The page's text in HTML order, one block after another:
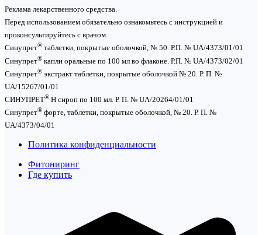
Реклама лекарственного средства.
Перед использованием обязательно ознакомьтесь с инструкцией и
проконсультируйтесь с врачом.
Синупрет® таблетки, покрытые оболочкой, № 50. Р.П. № UA/4373/01/01
Синупрет® капли оральные по 100 мл во флаконе. Р.П. № UA/4373/02/01
Синупрет® экстракт таблетки, покрытые оболочкой № 20. Р. П. №
UA/15267/01/01
СИНУПРЕТ® Н сироп по 100 мл. Р. П. № UA/20264/01/01
Синупрет® форте, таблетки, покрытые оболочкой, № 20. Р. П. №
UA/4373/04/01
Политика конфиденциальности
Фитониринг
Где купить